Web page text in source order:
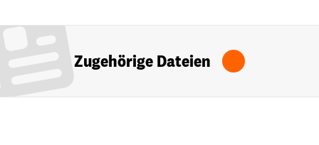
Zugehörige Dateien